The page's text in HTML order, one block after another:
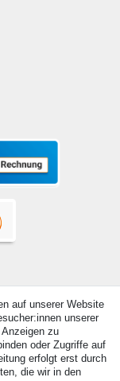
auf unserer Website
unserer
zu
oder Zugriffe auf
erfolgt erst durch
die wir in den